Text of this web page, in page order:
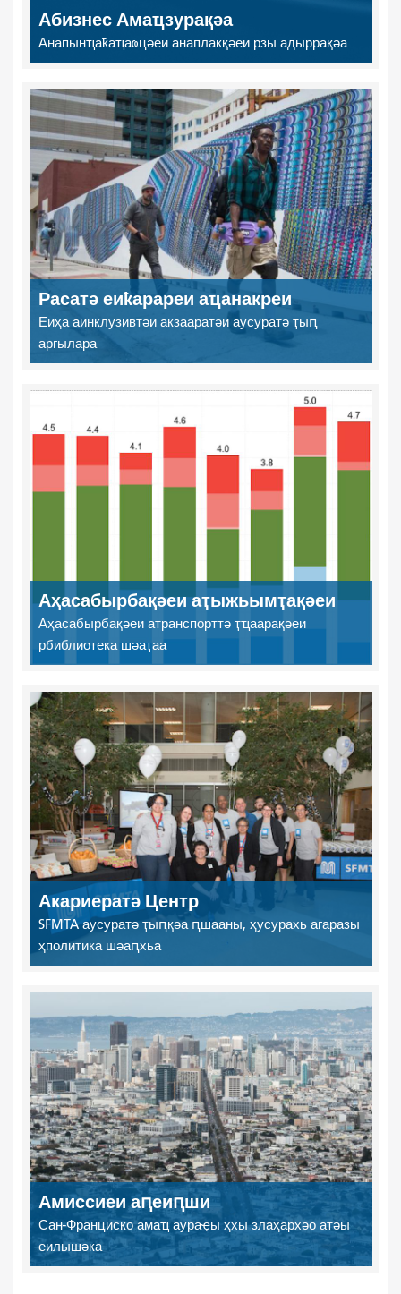
Абизнес Амаҵзурақәа
Анапынҵаҟаҵаҩцәеи анаплакқәеи рзы адыррақәа
Расатә еиҟарареи аҵанакреи
Еиҳа аинклузивтәи акзааратәи аусуратә ҭыԥ
аргылара
Аҳасабырбақәеи аҭыжьымҭақәеи
Аҳасабырбақәеи атранспорттә ҭҵаарақәеи
рбиблиотека шәаҭаа
Акариератә Центр
SFMTA аусуратә ҭыԥқәа ԥшааны, ҳусурахь агаразы
ҳполитика шәаԥхьа
Амиссиеи аԥеиԥши
Сан-Франциско амаҵ аураҿы ҳхы злаҳархәо атәы
еилышәка